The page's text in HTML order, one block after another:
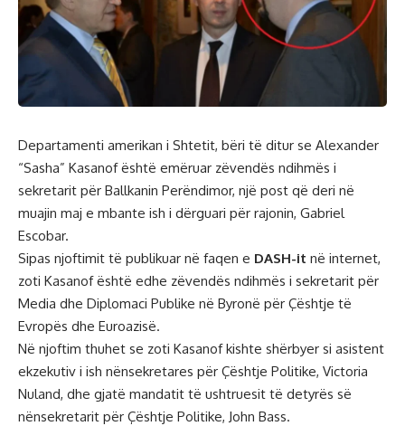
Departamenti amerikan i Shtetit, bëri të ditur se Alexander
“Sasha” Kasanof është emëruar zëvendës ndihmës i
sekretarit për Ballkanin Perëndimor, një post që deri në
muajin maj e mbante ish i dërguari për rajonin, Gabriel
Escobar.
Sipas njoftimit të publikuar në faqen e DASH-it në internet,
zoti Kasanof është edhe zëvendës ndihmës i sekretarit për
Media dhe Diplomaci Publike në Byronë për Çështje të
Evropës dhe Euroazisë.
Në njoftim thuhet se zoti Kasanof kishte shërbyer si asistent
ekzekutiv i ish nënsekretares për Çështje Politike, Victoria
Nuland, dhe gjatë mandatit të ushtruesit të detyrës së
nënsekretarit për Çështje Politike, John Bass.